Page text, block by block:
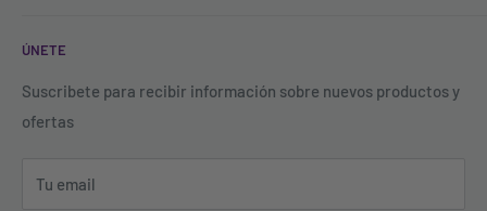
Blog
Política de Tratamiento de Datos
Política de descuentos y acumulación de puntos
FAQ'S
Todos los productos
Buscar productos
Política de garantías, cambios y devoluciones
ÚNETE
Suscribete para recibir información sobre nuevos productos y
ofertas
Tu email